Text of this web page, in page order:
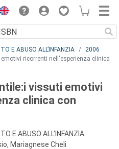
E ABUSO ALL’INFANZIA
2006
ricorrenti nell'esperienza clinica
vissuti emotivi
clinica con
E ABUSO ALL’INFANZIA
Mariagnese Cheli